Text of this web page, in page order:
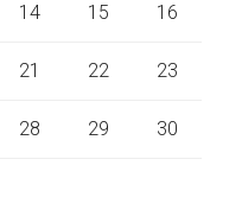
14 15 16
21 22 23
28 29 30